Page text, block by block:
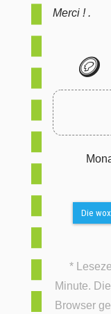
Merci ! .
🪙
Die
*
Minute.
Browser